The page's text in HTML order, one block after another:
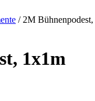
/ 2M
1x1m